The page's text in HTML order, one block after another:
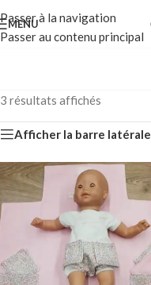
Passer à la navigation
Passer au contenu principal
MENU
3 résultats affichés
Afficher la barre latérale